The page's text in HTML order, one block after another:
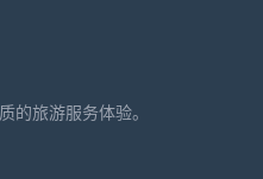
的旅游服务体验。